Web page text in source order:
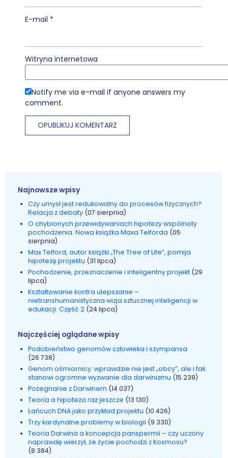
E-mail *
Witryna internetowa
Notify me via e-mail if anyone answers my
comment.
Najnowsze wpisy
Czy umysł jest redukowalny do procesów fizycznych?
Relacja z debaty (07 sierpnia)
O chybionych przewidywaniach hipotezy wspólnoty
pochodzenia. Nowa książka Maxa Telforda (05
sierpnia)
Max Telford, autor książki „The Tree of Life”, pomija
hipotezę projektu (31 lipca)
Pochodzenie, przeznaczenie i inteligentny projekt (29
lipca)
Kształtowanie kontra ulepszanie –
nietranshumanistyczna wizja sztucznej inteligencji w
edukacji. Część 2 (24 lipca)
Najczęściej oglądane wpisy
Podobieństwo genomów człowieka i szympansa
(26 738)
Genom ośmiornicy: wprawdzie nie jest „obcy”, ale i tak
stanowi ogromne wyzwanie dla darwinizmu (15 238)
Pożegnanie z Darwinem (14 037)
Teoria a hipoteza raz jeszcze (13 130)
Łańcuch DNA jako przykład projektu (10 426)
Trzy kardynalne problemy w biologii (9 330)
Teoria Darwina a koncepcja panspermii – czy uczony
naprawdę wierzył, że życie pochodzi z Kosmosu?
(8 384)